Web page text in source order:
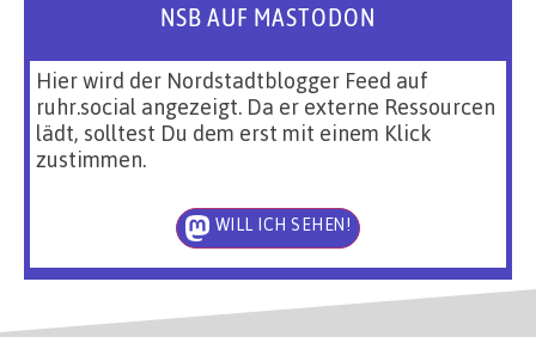
NSB AUF MASTODON
Hier wird der Nordstadtblogger Feed auf
ruhr.social angezeigt. Da er externe Ressourcen
lädt, solltest Du dem erst mit einem Klick
zustimmen.
WILL ICH SEHEN!